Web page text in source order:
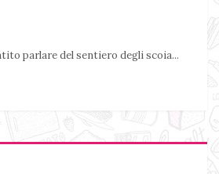
parlare del sentiero degli scoia...